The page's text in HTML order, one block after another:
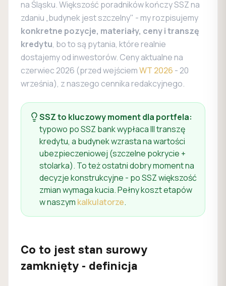
na Śląsku. Większość poradników kończy SSZ na
zdaniu „budynek jest szczelny" - my rozpisujemy
konkretne pozycje, materiały, ceny i transzę
kredytu, bo to są pytania, które realnie
dostajemy od inwestorów. Ceny aktualne na
czerwiec 2026 (przed wejściemWT 2026 - 20
września), z naszego cennika redakcyjnego.
SSZ to kluczowy moment dla portfela:
typowo po SSZ bank wypłaca III transzę
kredytu, a budynek wzrasta na wartości
ubezpieczeniowej (szczelne pokrycie +
stolarka). To też ostatni dobry moment na
decyzje konstrukcyjne - po SSZ większość
zmian wymaga kucia. Pełny koszt etapów
w naszym kalkulatorze.
Co to jest stan surowy
zamknięty - definicja